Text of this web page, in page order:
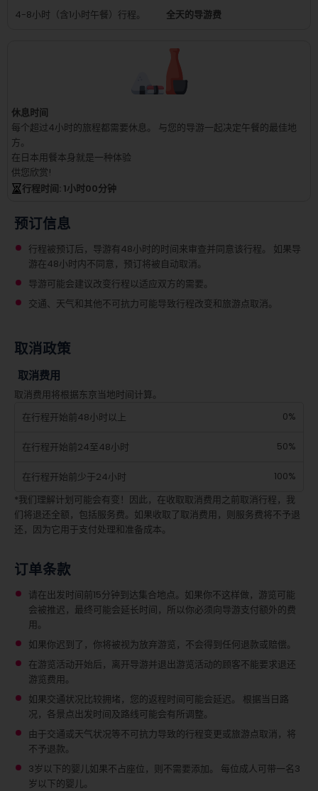
4-8小时（含1小时午餐）行程。
全天的导游费
休息时间
每个超过4小时的旅程都需要休息。
与您的导游一起决定午餐的最佳地
方。
在日本用餐本身就是一种体验
供您欣赏!
行程时间: 1小时00分钟
预订信息
行程被预订后，导游有48小时的时间来审查并同意该行程。 如果导
游在48小时内不同意，预订将被自动取消。
导游可能会建议改变行程以适应双方的需要。
交通、天气和其他不可抗力可能导致行程改变和旅游点取消。
取消政策
取消费用
取消费用将根据东京当地时间计算。
在行程开始前48小时以上
0%
在行程开始前24至48小时 50%
在行程开始前少于24小时
100%
*我们理解计划可能会有变！因此，在收取取消费用之前取消行程，我
们将退还全额，包括服务费。如果收取了取消费用，则服务费将不予退
还，因为它用于支付处理和准备成本。
订单条款
请在出发时间前15分钟到达集合地点。如果你不这样做，游览可能
会被推迟，最终可能会延长时间，所以你必须向导游支付额外的费
用。
如果你迟到了，你将被视为放弃游览，不会得到任何退款或赔偿。
在游览活动开始后，离开导游并退出游览活动的顾客不能要求退还
游览费用。
如果交通状况比较拥堵，您的返程时间可能会延迟。 根据当日路
况，各景点出发时间及路线可能会有所调整。
由于交通或天气状况等不可抗力导致的行程变更或旅游点取消，将
不予退款。
3岁以下的婴儿如果不占座位，则不需要添加。
每位成人可带一名3
岁以下的婴儿。